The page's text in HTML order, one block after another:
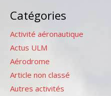
Catégories
Activité aéronautique
Actus ULM
Aérodrome
Article non classé
Autres activités